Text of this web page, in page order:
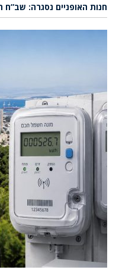
חנות האופניים נסגרה: